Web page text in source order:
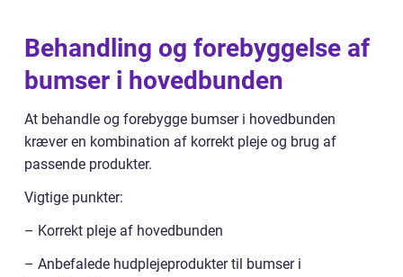
Behandling og forebyggelse af
bumser i hovedbunden
At behandle og forebygge bumser i hovedbunden
kræver en kombination af korrekt pleje og brug af
passende produkter.
Vigtige punkter:
– Korrekt pleje af hovedbunden
– Anbefalede hudplejeprodukter til bumser i